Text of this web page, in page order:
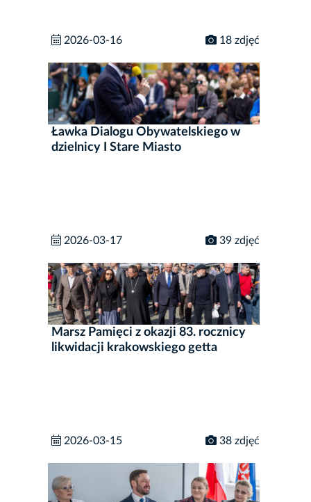
2026-03-16 18 zdjęć
Ławka Dialogu Obywatelskiego w
dzielnicy I Stare Miasto
2026-03-17 39 zdjęć
Marsz Pamięci z okazji 83. rocznicy
likwidacji krakowskiego getta
2026-03-15 38 zdjęć